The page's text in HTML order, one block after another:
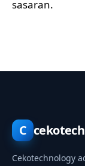
sasaran.
C
Cekotechnology